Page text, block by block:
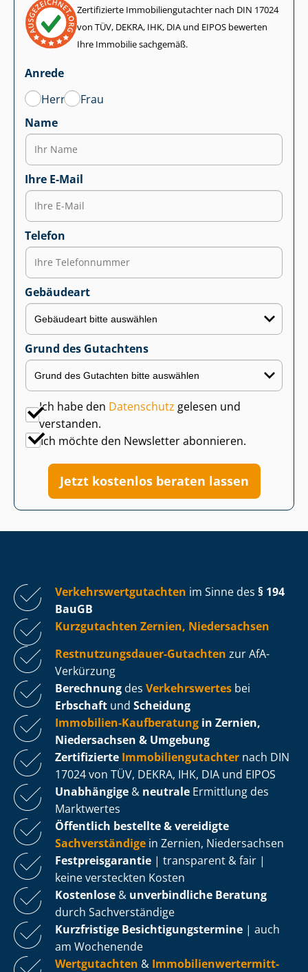
Zertifizierte Im­mo­bi­li­en­gut­ach­ter nach DIN 17024
von TÜV, DEKRA, IHK, DIA und EIPOS bewerten
Ihre Immobilie sachgemäß.
Anrede
Herr
Frau
Name
Ihre E-Mail
Telefon
Gebäudeart
Grund des Gutachtens
Ich habe den Datenschutz gelesen und
verstanden.
Ich möchte den Newsletter abonnieren.
Jetzt kostenlos beraten lassen
Ver­kehrs­wert­gut­ach­ten im Sinne des § 194
BauGB
Kurzgutachten Zernien, Niedersachsen
Rest­nut­zungs­dau­er-Gutachten zur AfA-
Verkürzung
Berechnung des Verkehrswertes bei
Erbschaft und Scheidung
Immobilien-Kaufberatung in Zernien,
Niedersachsen & Umgebung
Zertifizierte Im­mo­bi­li­en­gut­ach­ter nach DIN
17024 von TÜV, DEKRA, IHK, DIA und EIPOS
Unabhängige & neutrale Ermittlung des
Marktwertes
Öffentlich bestellte & vereidigte
Sachverständige in Zernien, Niedersachsen
Fest­preis­ga­ran­tie | transparent & fair |
keine versteckten Kosten
Kostenlose & unverbindliche Beratung
durch Sachverständige
Kurzfristige Be­sich­ti­gungs­ter­mi­ne | auch
am Wochenende
Wertgutachten & Im­mo­bi­li­en­wert­ermitt­